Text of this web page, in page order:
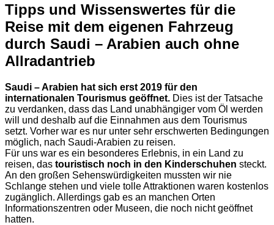
Tipps und Wissenswertes für die
Reise mit dem eigenen Fahrzeug
durch Saudi – Arabien auch ohne
Allradantrieb
Saudi – Arabien hat sich erst 2019 für den
internationalen Tourismus geöffnet. Dies ist der Tatsache
zu verdanken, dass das Land unabhängiger vom Öl werden
will und deshalb auf die Einnahmen aus dem Tourismus
setzt. Vorher war es nur unter sehr erschwerten Bedingungen
möglich, nach Saudi-Arabien zu reisen.
Für uns war es ein besonderes Erlebnis, in ein Land zu
reisen, das touristisch noch in den Kinderschuhen steckt.
An den großen Sehenswürdigkeiten mussten wir nie
Schlange stehen und viele tolle Attraktionen waren kostenlos
zugänglich. Allerdings gab es an manchen Orten
Informationszentren oder Museen, die noch nicht geöffnet
hatten.